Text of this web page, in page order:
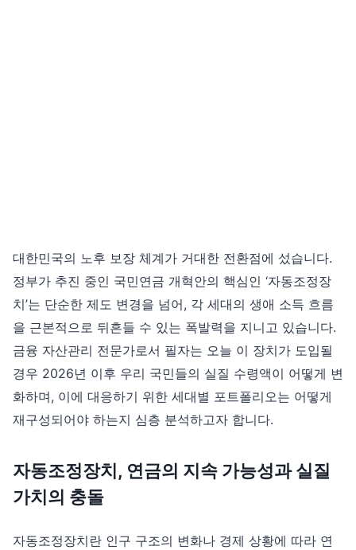
대한민국의 노후 보장 체계가 거대한 전환점에 섰습니다.
정부가 추진 중인 국민연금 개혁안의 핵심인 ‘자동조정장
치’는 단순한 제도 변경을 넘어, 각 세대의 생애 소득 흐름
을 근본적으로 뒤흔들 수 있는 폭발력을 지니고 있습니다.
금융 자산관리 전문가로서 필자는 오늘 이 장치가 도입될
경우 2026년 이후 우리 국민들의 실질 수령액이 어떻게 변
화하며, 이에 대응하기 위한 세대별 포트폴리오는 어떻게
재구성되어야 하는지 심층 분석하고자 합니다.
자동조정장치, 연금의 지속 가능성과 실질
가치의 충돌
자동조정장치란 인구 구조의 변화나 경제 상황에 따라 연